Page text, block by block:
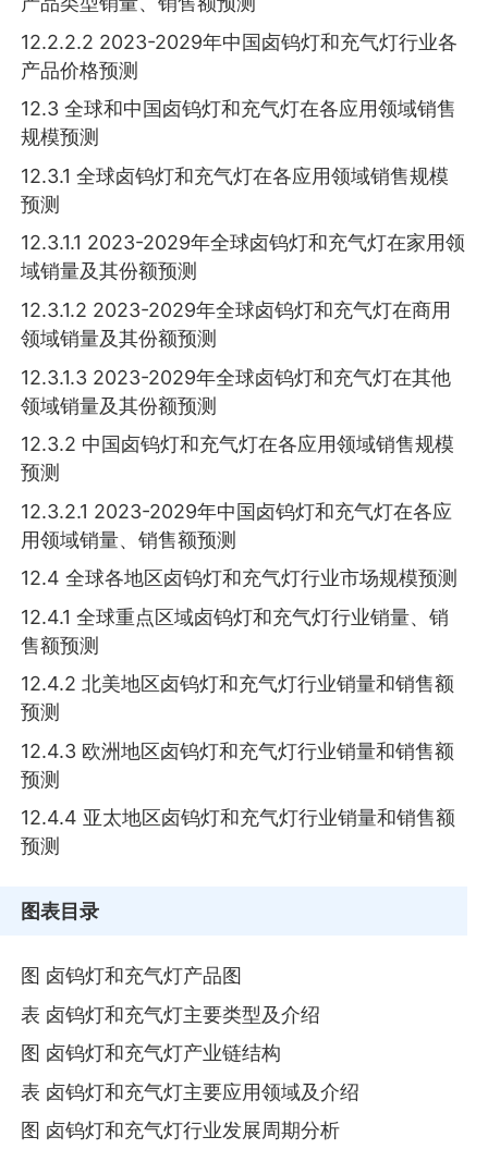
12.2.2.2 2023-2029年中国卤钨灯和充气灯行业各
产品价格预测
12.3 全球和中国卤钨灯和充气灯在各应用领域销售
规模预测
12.3.1 全球卤钨灯和充气灯在各应用领域销售规模
预测
12.3.1.1 2023-2029年全球卤钨灯和充气灯在家用领
域销量及其份额预测
12.3.1.2 2023-2029年全球卤钨灯和充气灯在商用
领域销量及其份额预测
12.3.1.3 2023-2029年全球卤钨灯和充气灯在其他
领域销量及其份额预测
12.3.2 中国卤钨灯和充气灯在各应用领域销售规模
预测
12.3.2.1 2023-2029年中国卤钨灯和充气灯在各应
用领域销量、销售额预测
12.4 全球各地区卤钨灯和充气灯行业市场规模预测
12.4.1 全球重点区域卤钨灯和充气灯行业销量、销
售额预测
12.4.2 北美地区卤钨灯和充气灯行业销量和销售额
预测
12.4.3 欧洲地区卤钨灯和充气灯行业销量和销售额
预测
12.4.4 亚太地区卤钨灯和充气灯行业销量和销售额
预测
图表目录
图 卤钨灯和充气灯产品图
表 卤钨灯和充气灯主要类型及介绍
图 卤钨灯和充气灯产业链结构
表 卤钨灯和充气灯主要应用领域及介绍
图 卤钨灯和充气灯行业发展周期分析